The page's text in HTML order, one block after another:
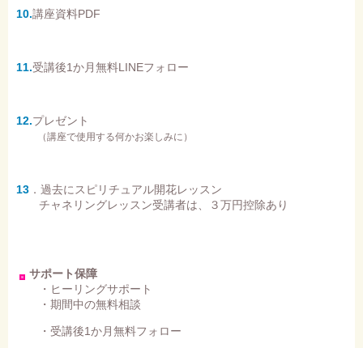
10.講座資料PDF
11.受講後1か月無料LINEフォロー
12.プレゼント
（講座で使用する何かお楽しみに）
13 ．過去にスピリチュアル開花レッスン
チャネリングレッスン受講者は、３万円控除あり
サポート保障
・ヒーリングサポート
・期間中の無料相談
・受講後1か月無料フォロー